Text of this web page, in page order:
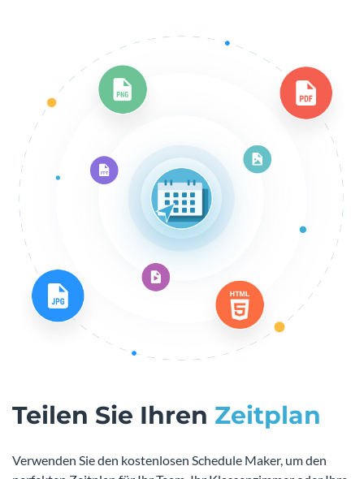
Teilen Sie Ihren Zeitplan
Verwenden Sie den kostenlosen Schedule Maker, um den